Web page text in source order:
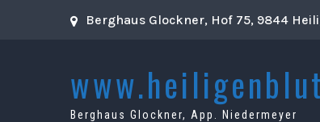
Berghaus Glockner, Hof 75, 9844
Berghaus Glockner, App. Niedermeyer